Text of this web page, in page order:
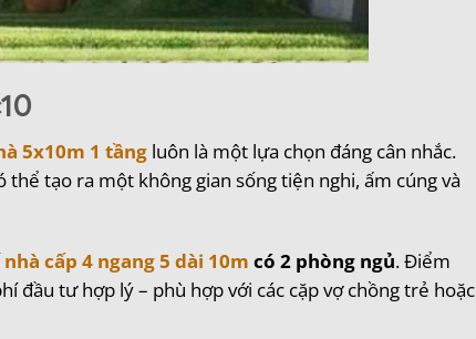
5x10m 1 tầng luôn là một lựa chọn đáng cân nhắc.
tạo ra một không gian sống tiện nghi, ấm cúng và
nhà cấp 4 ngang 5 dài 10m có 2 phòng ngủ. Điểm
đầu tư hợp lý – phù hợp với các cặp vợ chồng trẻ hoặc